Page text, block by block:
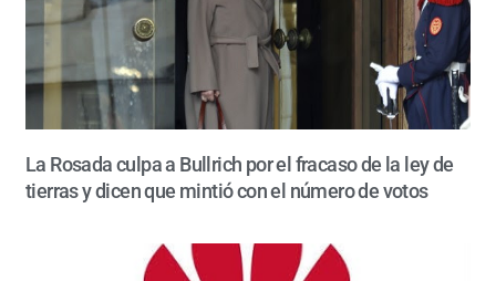
La Rosada culpa a Bullrich por el fracaso de la ley de
tierras y dicen que mintió con el número de votos